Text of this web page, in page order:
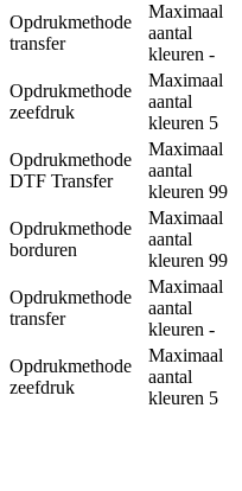
Opdrukmethode
transfer
Maximaal
aantal
kleuren -
Opdrukmethode
zeefdruk
Maximaal
aantal
kleuren 5
Opdrukmethode
DTF Transfer
Maximaal
aantal
kleuren 99
Opdrukmethode
borduren
Maximaal
aantal
kleuren 99
Opdrukmethode
transfer
Maximaal
aantal
kleuren -
Opdrukmethode
zeefdruk
Maximaal
aantal
kleuren 5